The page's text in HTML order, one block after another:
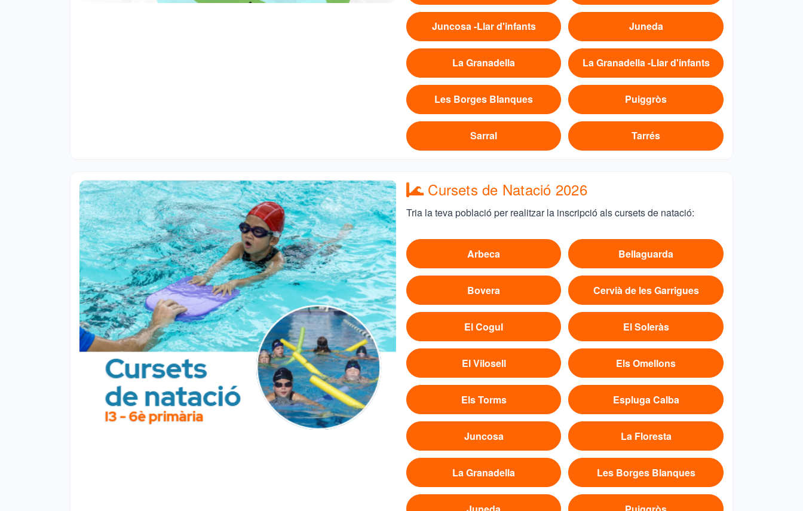
Juncosa -Llar d'infants Juneda
La Granadella La Granadella -Llar d'infants
Les Borges Blanques Puiggròs
Sarral Tarrés
🌊 Cursets de Natació 2026
Tria la teva població per realitzar la inscripció als cursets de natació:
Arbeca Bellaguarda
Bovera Cervià de les Garrigues
El Cogul El Soleràs
El Vilosell Els Omellons
Els Torms Espluga Calba
Juncosa La Floresta
La Granadella Les Borges Blanques